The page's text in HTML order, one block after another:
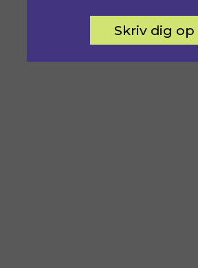
Skriv dig op